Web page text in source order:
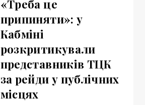
«Треба це
припиняти»: у
Кабміні
розкритикували
представників ТЦК
за рейди у публічних
місцях